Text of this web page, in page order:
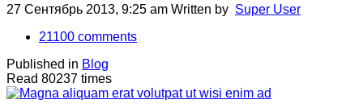
27 Сентябрь 2013, 9:25 am Written by Super User
21100 comments
Published in Blog
Read 80237 times